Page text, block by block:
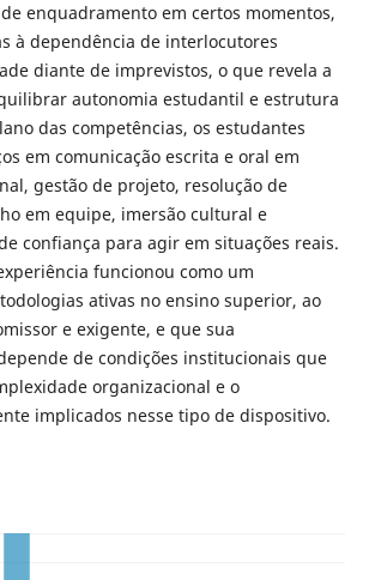
enquadramento em certos momentos,
à dependência de interlocutores
diante de imprevistos, o que revela a
autonomia estudantil e estrutura
das competências, os estudantes
em comunicação escrita e oral em
gestão de projeto, resolução de
em equipe, imersão cultural e
confiança para agir em situações reais.
funcionou como um
ativas no ensino superior, ao
e exigente, e que sua
de condições institucionais que
organizacional e o
implicados nesse tipo de dispositivo.